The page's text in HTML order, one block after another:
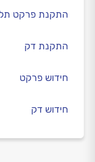
התקנת פרקט
התקנת דק
חידוש פרקט
חידוש דק